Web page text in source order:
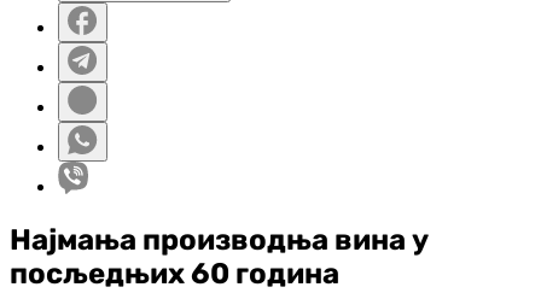
Најмања производња вина у
посљедњих 60 година